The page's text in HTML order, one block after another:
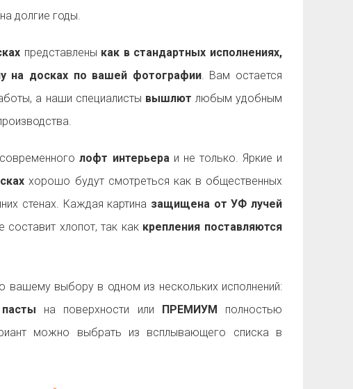
долгие годы.
представлены как в стандартных исполнениях,
на досках по вашей фотографии. Вам остается
а наши специалисты вышлют любым удобным
лофт интерьера и не только. Яркие и
хорошо будут смотреться как в общественных
стенах. Каждая картина защищена от УФ лучей
хлопот, так как крепления поставляются
выбору в одном из нескольких исполнений:
на поверхности или ПРЕМИУМ полностью
можно выбрать из всплывающего списка в